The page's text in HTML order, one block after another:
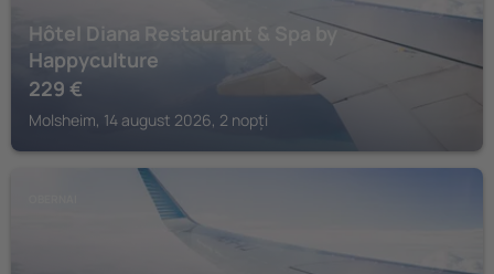
Hôtel Diana Restaurant & Spa by
Happyculture
229 €
Molsheim, 14 august 2026, 2 nopți